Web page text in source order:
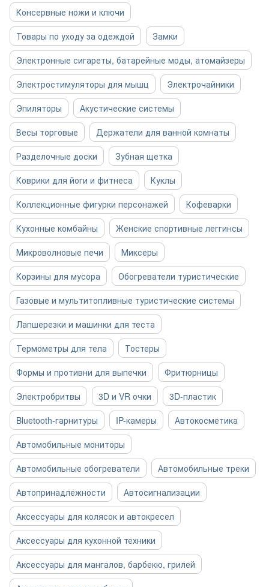
Консервные ножи и ключи
Товары по уходу за одеждой
Замки
Электронные сигареты, батарейные моды, атомайзеры
Электростимуляторы для мышц
Электрочайники
Эпиляторы
Акустические системы
Весы торговые
Держатели для ванной комнаты
Разделочные доски
Зубная щетка
Коврики для йоги и фитнеса
Куклы
Коллекционные фигурки персонажей
Кофеварки
Кухонные комбайны
Женские спортивные леггинсы
Микроволновые печи
Миксеры
Корзины для мусора
Обогреватели туристические
Газовые и мультитопливные туристические системы
Лапшерезки и машинки для теста
Термометры для тела
Тостеры
Формы и противни для выпечки
Фритюрницы
Электробритвы
3D и VR очки
3D-пластик
Bluetooth-гарнитуры
IP-камеры
Автокосметика
Автомобильные мониторы
Автомобильные обогреватели
Автомобильные треки
Автопринадлежности
Автосигнализации
Аксессуары для колясок и автокресел
Аксессуары для кухонной техники
Аксессуары для мангалов, барбекю, грилей